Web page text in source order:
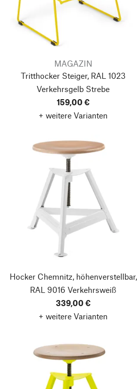
MAGAZIN
Tritthocker Steiger, RAL 1023
Verkehrsgelb Strebe
159,00 €
+ weitere Varianten
Hocker Chemnitz, höhenverstellbar,
RAL 9016 Verkehrsweiß
339,00 €
+ weitere Varianten